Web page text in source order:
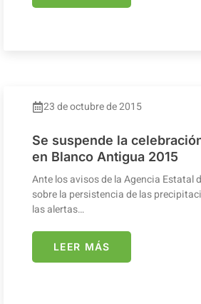
23 de octubre de 2015
Se suspende la
en Blanco Antigua 2015
Ante los avisos de la Agencia Estatal
sobre la persistencia de las
las alertas…
LEER MÁS